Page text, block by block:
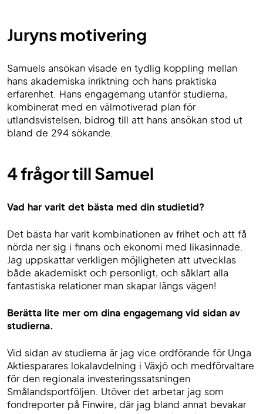
Juryns motivering
Samuels ansökan visade en tydlig koppling mellan
hans akademiska inriktning och hans praktiska
erfarenhet. Hans engagemang utanför studierna,
kombinerat med en välmotiverad plan för
utlandsvistelsen, bidrog till att hans ansökan stod ut
bland de 294 sökande.
4 frågor till Samuel
Vad har varit det bästa med din studietid?
Det bästa har varit kombinationen av frihet och att få
nörda ner sig i finans och ekonomi med likasinnade.
Jag uppskattar verkligen möjligheten att utvecklas
både akademiskt och personligt, och såklart alla
fantastiska relationer man skapar längs vägen!
Berätta lite mer om dina engagemang vid sidan av
studierna.
Vid sidan av studierna är jag vice ordförande för Unga
Aktiesparares lokalavdelning i Växjö och medförvaltare
för den regionala investeringssatsningen
Smålandsportföljen. Utöver det arbetar jag som
fondreporter på Finwire, där jag bland annat bevakar